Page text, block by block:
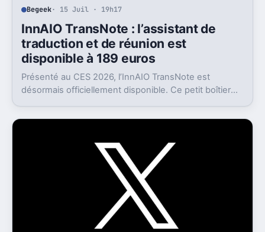
Begeek· 15 Juil · 19h17
InnAIO TransNote : l’assistant de
traduction et de réunion est
disponible à 189 euros
Présenté au CES 2026, l’InnAIO TransNote est
désormais officiellement disponible. Ce petit boîtier
enregistrement autonome, transcription et génération